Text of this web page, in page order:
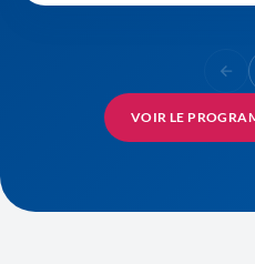
VOIR LE